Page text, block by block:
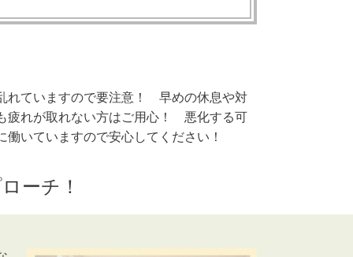
れていますので要注意！ 早めの休息や対
疲れが取れない方はご用心！ 悪化する可
いていますので安心してください！
ーチ！